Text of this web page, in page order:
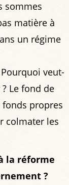
sommes
matière à
un régime
veut-
Le fond de
fonds propres
colmater les
la réforme
?